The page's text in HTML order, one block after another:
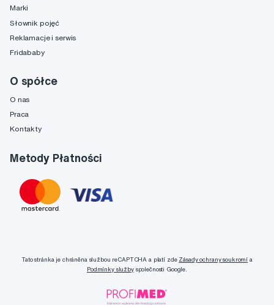
Marki
Słownik pojęć
Reklamacje i serwis
Fridababy
O spółce
O nas
Praca
Kontakty
Metody Płatności
Tato stránka je chráněna službou reCAPTCHA a platí zde Zásady ochrany soukromí a
Podmínky službyspolečnosti Google.